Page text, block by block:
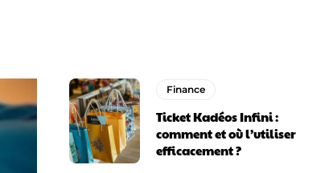
Finance
Ticket Kadéos Infini :
comment et où l’utiliser
efficacement ?